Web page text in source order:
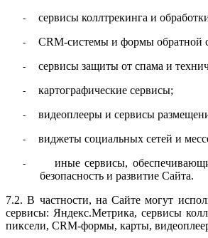
- сервисы коллтрекинга и
- CRM-системы и формы обратной
- сервисы защиты от спама и
- картографические сервисы;
- видеоплееры и сервисы
- виджеты социальных сетей и
-
иные сервисы,
безопасность и развитие Сайта.
7.2. В частности, на Сайте могут
сервисы: Яндекс.Метрика, сервисы
пиксели, CRM-формы, карты,